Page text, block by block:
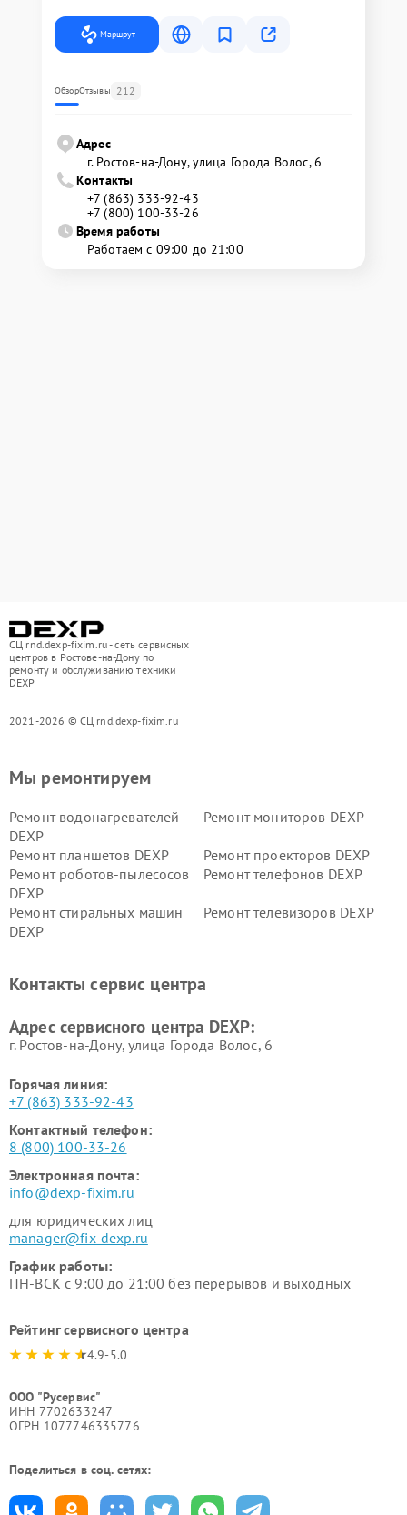
Маршрут
ОбзорОтзывы 212
Адрес
г. Ростов-на-Дону, улица Города Волос, 6
Контакты
+7 (863) 333-92-43
+7 (800) 100-33-26
Время работы
Работаем с 09:00 до 21:00
СЦ rnd.dexp-fixim.ru - сеть сервисных
центров в Ростове-на-Дону по
ремонту и обслуживанию техники
DEXP
2021-2026 © СЦ rnd.dexp-fixim.ru
Мы ремонтируем
Ремонт водонагревателей
DEXP
Ремонт мониторов DEXP
Ремонт планшетов DEXP
Ремонт проекторов DEXP
Ремонт роботов-пылесосов
DEXP
Ремонт телефонов DEXP
Ремонт стиральных машин
DEXP
Ремонт телевизоров DEXP
Ремонт серверов DEXP
Ремонт мини пк DEXP
Контакты сервис центра
Адрес сервисного центра DEXP:
г. Ростов-на-Дону, улица Города Волос, 6
Горячая линия:
+7 (863) 333-92-43
Контактный телефон:
8 (800) 100-33-26
Электронная почта:
info@dexp-fixim.ru
для юридических лиц
manager@fix-dexp.ru
График работы:
ПН-ВСК с 9:00 до 21:00 без перерывов и выходных
Рейтинг сервисного центра
4.9-5.0
ООО "Русервис"
ИНН 7702633247
ОГРН 1077746335776
Поделиться в соц. сетях: